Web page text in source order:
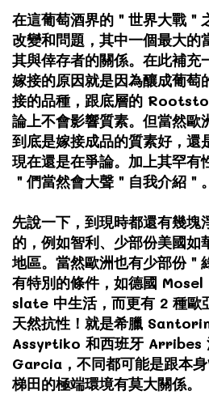
在這葡萄酒界的＂世界大戰＂
改變和問題，其中一個最大的
其與倖存者的關係。在此補充
嫁接的原因就是因為釀成葡萄
接的品種，跟底層的
論上不會影響質素。但當然歐
到底是嫁接成品的質素好，還
現在還是在爭論。加上其罕有
＂們當然會大聲＂自我介紹＂。
先說一下，到現時都還有幾塊
的，例如智利、少部份美國如
地區。當然歐洲也有少部份＂
有特別的條件，如德國 Mosel
slate 中生活，而更有 2 種歐
天然抗性！就是希臘
Assyrtiko 和西班牙 Arribes
Garcia，不同都可能是跟本
梯田的極端環境有莫大關係。